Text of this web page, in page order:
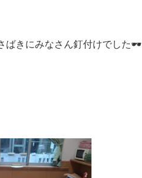
ばきにみなさん釘付けでした🕶